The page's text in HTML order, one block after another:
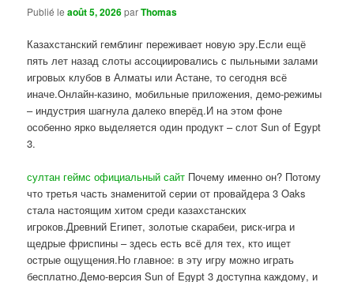
Publié leaoût 5, 2026parThomas
Казахстанский гемблинг переживает новую эру.Если ещё
пять лет назад слоты ассоциировались с пыльными залами
игровых клубов в Алматы или Астане, то сегодня всё
иначе.Онлайн-казино, мобильные приложения, демо-режимы
– индустрия шагнула далеко вперёд.И на этом фоне
особенно ярко выделяется один продукт – слот Sun of Egypt
3.
султан геймс официальный сайт Почему именно он? Потому
что третья часть знаменитой серии от провайдера 3 Oaks
стала настоящим хитом среди казахстанских
игроков.Древний Египет, золотые скарабеи, риск-игра и
щедрые фриспины – здесь есть всё для тех, кто ищет
острые ощущения.Но главное: в эту игру можно играть
бесплатно.Демо-версия Sun of Egypt 3 доступна каждому, и